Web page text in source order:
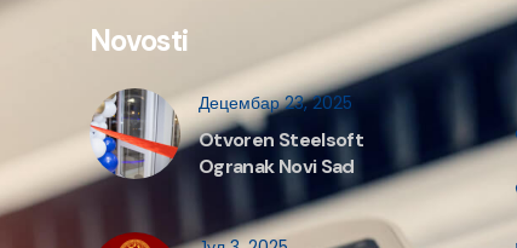
Novosti
Децембар 23, 2025
Otvoren Steelsoft
Ogranak Novi Sad